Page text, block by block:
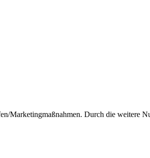
Marketingmaßnahmen. Durch die weitere